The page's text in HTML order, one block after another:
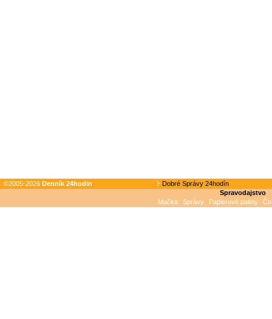
©2005-2026 Denník 24hodin
Dobré Správy 24hodín
Spravodajstvo
Mačka
Správy Papierové palety